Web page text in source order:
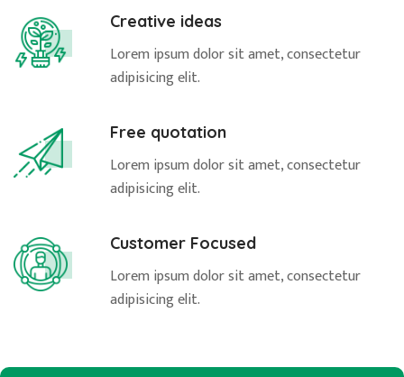
Creative ideas
Lorem ipsum dolor sit amet, consectetur
adipisicing elit.
Free quotation
Lorem ipsum dolor sit amet, consectetur
adipisicing elit.
Customer Focused
Lorem ipsum dolor sit amet, consectetur
adipisicing elit.